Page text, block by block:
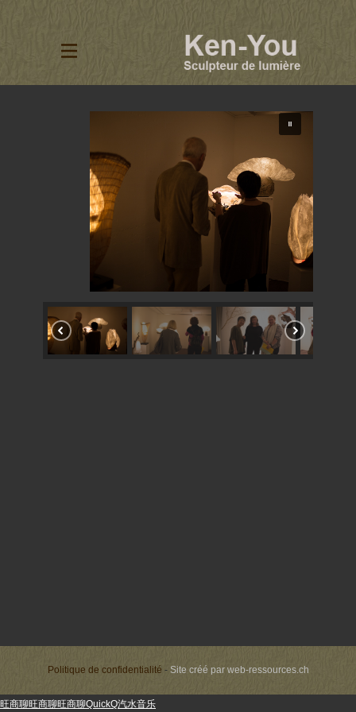
Politique de confidentialité - Site créé par web-ressources.ch
旺商聊旺商聊旺商聊QuickQ汽水音乐